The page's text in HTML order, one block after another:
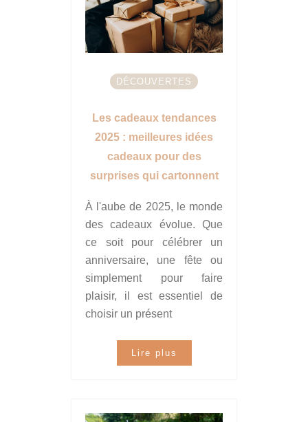
DÉCOUVERTES
Les cadeaux tendances
2025 : meilleures idées
cadeaux pour des
surprises qui cartonnent
À l'aube de 2025, le monde
des cadeaux évolue. Que
ce soit pour célébrer un
anniversaire, une fête ou
simplement pour faire
plaisir, il est essentiel de
choisir un présent
Lire plus